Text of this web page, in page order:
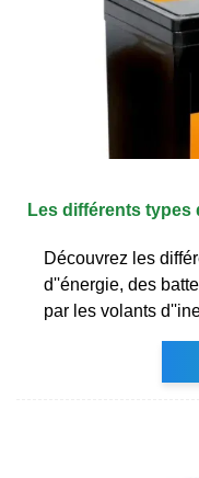
Les différents
Découvrez les
d''énergie, des
par les volants